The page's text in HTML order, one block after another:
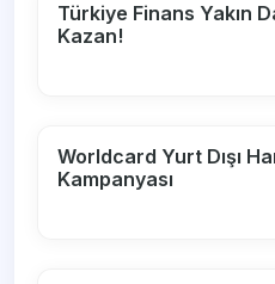
Türkiye Finans Yakın
Kazan!
Worldcard Yurt Dışı
Kampanyası